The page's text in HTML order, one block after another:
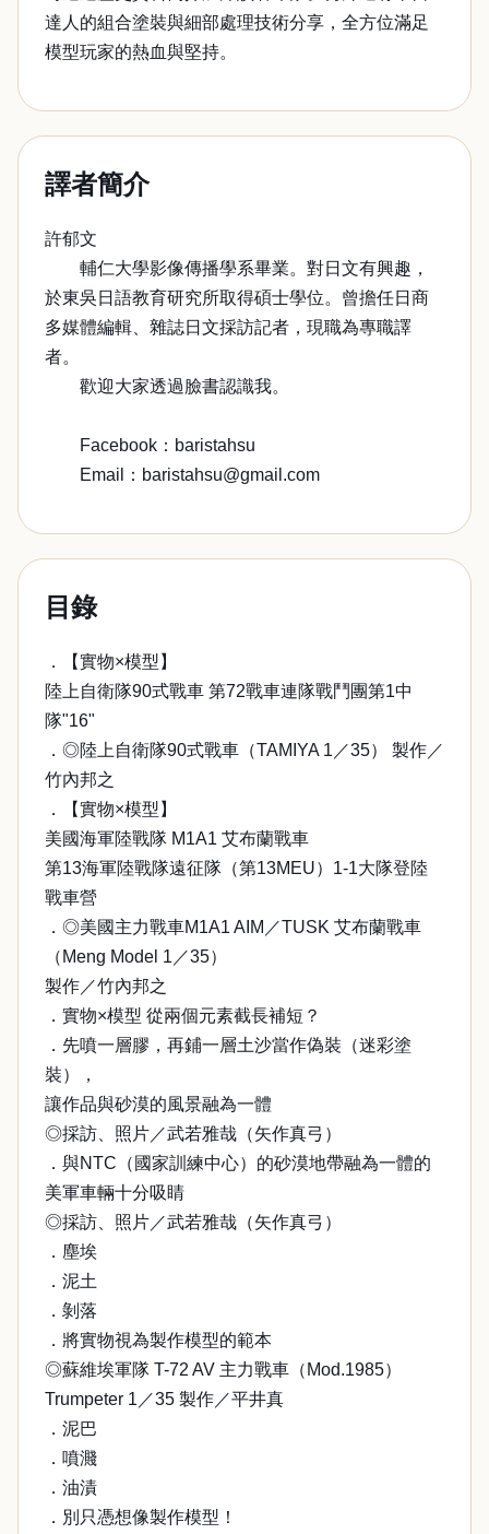
達人的組合塗裝與細部處理技術分享，全方位滿足
模型玩家的熱血與堅持。
譯者簡介
許郁文
輔仁大學影像傳播學系畢業。對日文有興趣，
於東吳日語教育研究所取得碩士學位。曾擔任日商
多媒體編輯、雜誌日文採訪記者，現職為專職譯
者。
歡迎大家透過臉書認識我。
Facebook：baristahsu
Email：baristahsu@gmail.com
目錄
．【實物×模型】
陸上自衛隊90式戰車 第72戰車連隊戰鬥團第1中
隊"16"
．◎陸上自衛隊90式戰車（TAMIYA 1／35） 製作／
竹內邦之
．【實物×模型】
美國海軍陸戰隊 M1A1 艾布蘭戰車
第13海軍陸戰隊遠征隊（第13MEU）1-1大隊登陸
戰車營
．◎美國主力戰車M1A1 AIM／TUSK 艾布蘭戰車
（Meng Model 1／35）
製作／竹內邦之
．實物×模型 從兩個元素截長補短？
．先噴一層膠，再鋪一層土沙當作偽裝（迷彩塗
裝），
讓作品與砂漠的風景融為一體
◎採訪、照片／武若雅哉（矢作真弓）
．與NTC（國家訓練中心）的砂漠地帶融為一體的
美軍車輛十分吸睛
◎採訪、照片／武若雅哉（矢作真弓）
．塵埃
．泥土
．剝落
．將實物視為製作模型的範本
◎蘇維埃軍隊 T-72 AV 主力戰車（Mod.1985）
Trumpeter 1／35 製作／平井真
．泥巴
．噴濺
．油漬
．別只憑想像製作模型！